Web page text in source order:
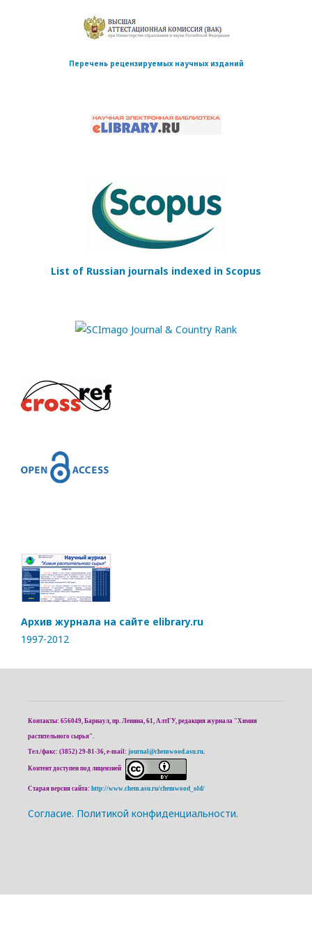
Перечень рецензируемых научных изданий
List of Russian journals indexed in Scopus
Архив журнала на сайте elibrary.ru
1997-2012
Контакты: 656049, Барнаул, пр. Ленина, 61, АлтГУ, редакция журнала "Химия
растительного сырья".
Тел./факс: (3852) 29-81-36, e-mail: journal@chemwood.asu.ru
Контент доступен под лицензией
Старая версия сайта: http://www.chem.asu.ru/chemwood_old/
Cогласие. Политикой конфиденциальности.